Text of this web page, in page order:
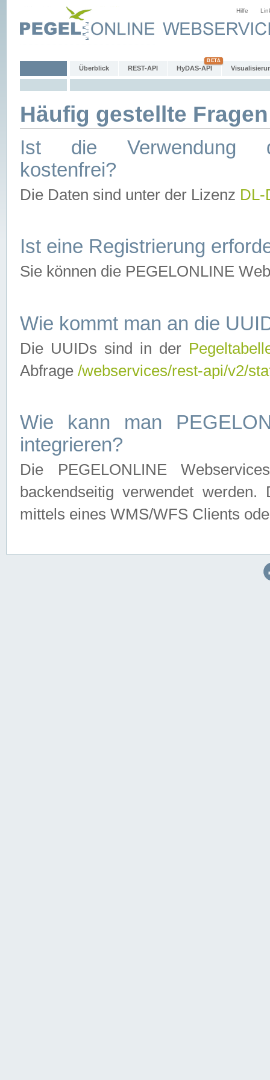
Hilfe
Überblick REST-API HyDAS-API
Häufig gestellte
Ist die Verwendung
kostenfrei?
Die Daten sind unter der Lizenz
Ist eine Registrierung
Sie können die PEGELONLINE
Wie kommt man an die
Die UUIDs sind in der
Abfrage /webservices/rest-api/v2/
Wie kann man
integrieren?
Die PEGELONLINE
backendseitig verwendet
mittels eines WMS/WFS Clients